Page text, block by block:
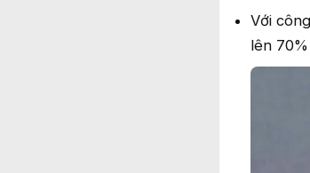
Với
lên